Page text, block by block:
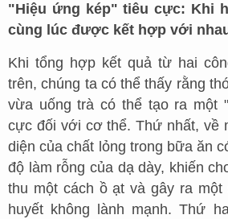
"Hiệu ứng kép" tiêu cực: Khi
cùng lúc được kết hợp với
Khi tổng hợp kết quả từ hai
trên, chúng ta có thể thấy rằng
vừa uống trà có thể tạo ra một
cực đối với cơ thể. Thứ nhất, về
diện của chất lỏng trong bữa ăn
độ làm rỗng của dạ dày, khiến
thu một cách ồ ạt và gây ra
huyết không lành mạnh. Thứ